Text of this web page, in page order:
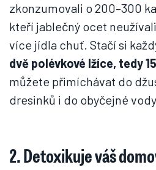
zkonzumovali o 200–300
kteří jablečný ocet
více jídla chuť. Stačí si
dvě polévkové lžíce, tedy
můžete přimíchávat do
dresinků i do obyčejné
2. Detoxikuje váš